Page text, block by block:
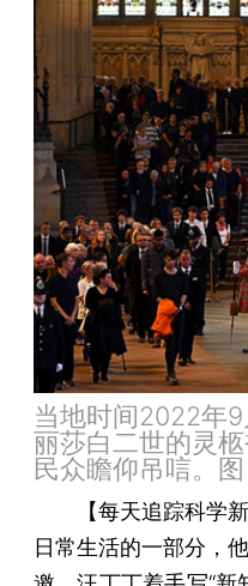
当地时间2022年
丽莎白二世的灵
民众瞻仰吊唁。
【每天追踪科学新
日常生活的一部分，